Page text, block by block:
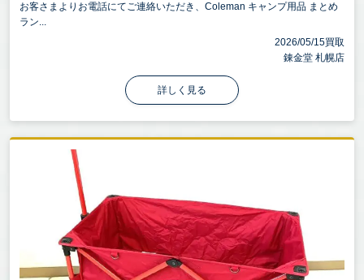
お客さまよりお電話にてご連絡いただき、Coleman キャンプ用品 まとめ
ラン...
2026/05/15買取
錬金堂 札幌店
詳しく見る